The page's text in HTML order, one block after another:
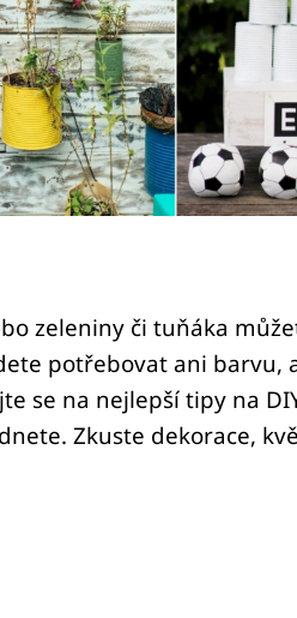
zeleniny či tuňáka
potřebovat ani barvu,
se na nejlepší tipy na
Zkuste dekorace,